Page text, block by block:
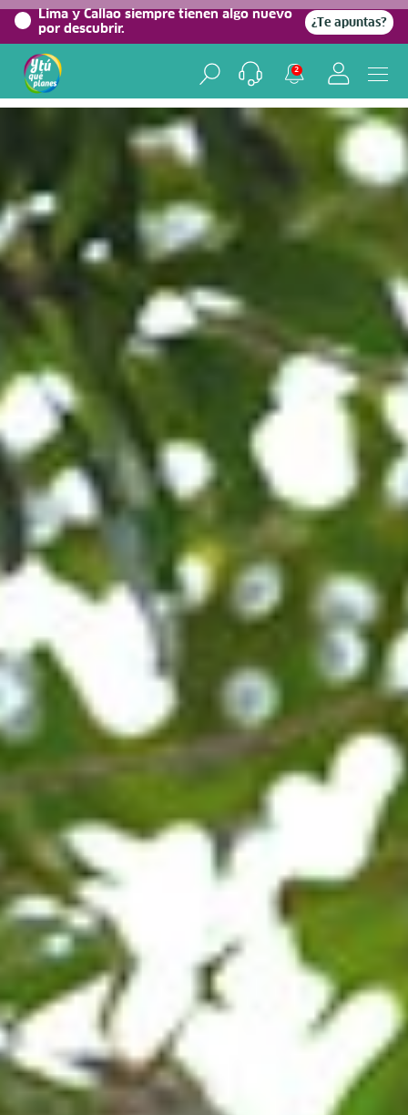
Lima y Callao siempre tienen algo nuevo
por descubrir.
¿Te apuntas?
2
Home/Blog viajero